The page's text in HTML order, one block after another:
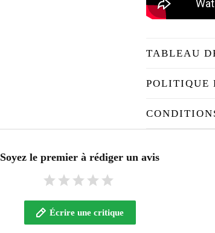
TABLEAU
POLITIQUE
Soyez le premier à rédiger un avis
Écrire une critique